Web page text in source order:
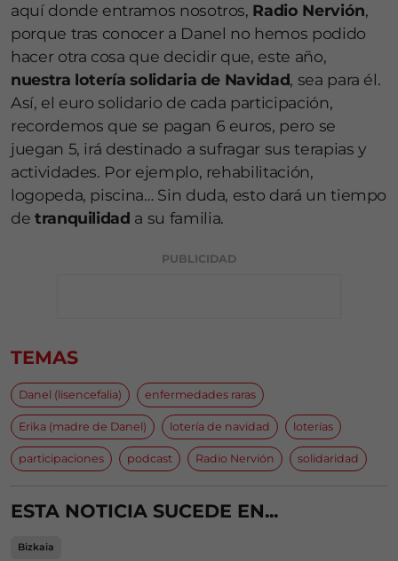
aquí donde entramos nosotros, Radio Nervión,
porque tras conocer a Danel no hemos podido
hacer otra cosa que decidir que, este año,
nuestra lotería solidaria de Navidad, sea para él.
Así, el euro solidario de cada participación,
recordemos que se pagan 6 euros, pero se
juegan 5, irá destinado a sufragar sus terapias y
actividades. Por ejemplo, rehabilitación,
logopeda, piscina… Sin duda, esto dará un tiempo
de tranquilidad a su familia.
PUBLICIDAD
TEMAS
Danel (lisencefalia) enfermedades raras
Erika (madre de Danel) lotería de navidad loterías
participaciones podcast Radio Nervión solidaridad
ESTA NOTICIA SUCEDE EN...
Bizkaia